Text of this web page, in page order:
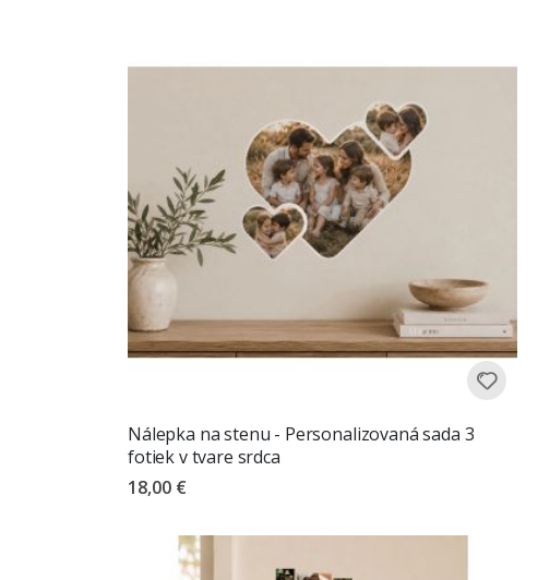
Nálepka na stenu - Personalizovaná sada 3
fotiek v tvare srdca
18,00 €